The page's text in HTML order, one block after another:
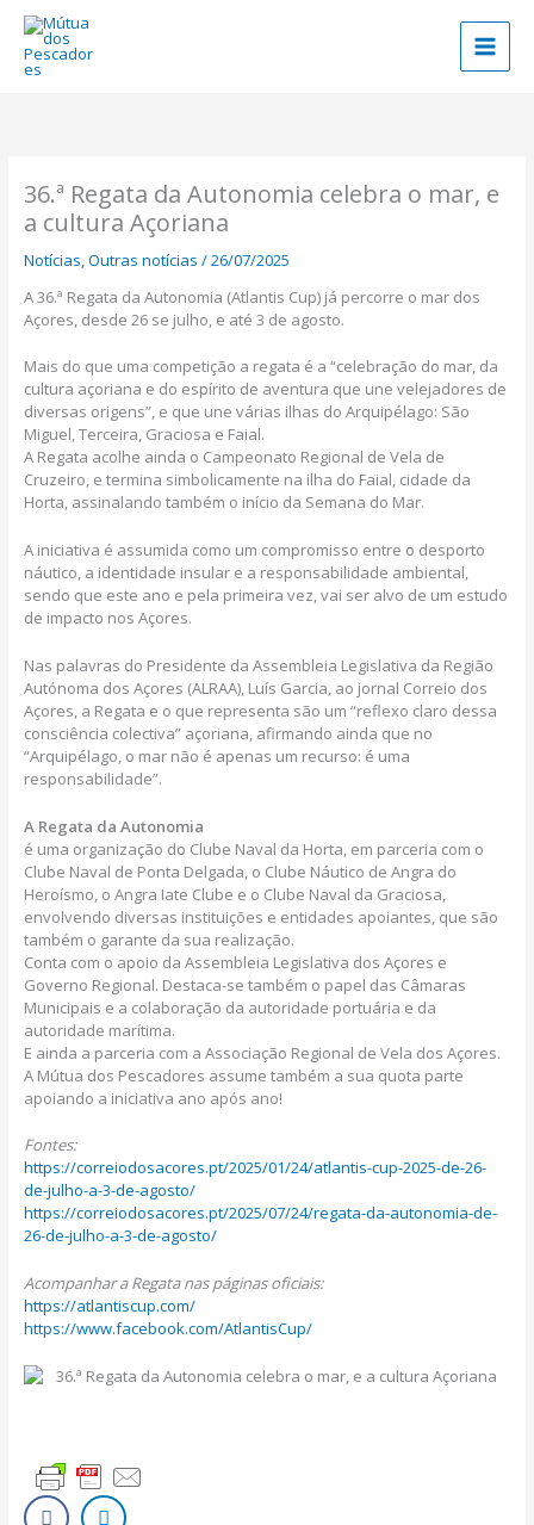
content
36.ª Regata da Autonomia celebra o mar, e
a cultura Açoriana
Notícias ,Outras notícias /26/07/2025
A 36.ª Regata da Autonomia (Atlantis Cup) já percorre o mar dos
Açores, desde 26 se julho, e até 3 de agosto.
Mais do que uma competição a regata é a “celebração do mar, da
cultura açoriana e do espírito de aventura que une velejadores de
diversas origens”, e que une várias ilhas do Arquipélago: São
Miguel, Terceira, Graciosa e Faial.
A Regata acolhe ainda o Campeonato Regional de Vela de
Cruzeiro, e termina simbolicamente na ilha do Faial, cidade da
Horta, assinalando também o início da Semana do Mar.
A iniciativa é assumida como um compromisso entre o desporto
náutico, a identidade insular e a responsabilidade ambiental,
sendo que este ano e pela primeira vez, vai ser alvo de um estudo
de impacto nos Açores.
Nas palavras do Presidente da Assembleia Legislativa da Região
Autónoma dos Açores (ALRAA), Luís Garcia, ao jornal Correio dos
Açores, a Regata e o que representa são um “reflexo claro dessa
consciência colectiva” açoriana, afirmando ainda que no
“Arquipélago, o mar não é apenas um recurso: é uma
responsabilidade”.
A Regata da Autonomia
é uma organização do Clube Naval da Horta, em parceria com o
Clube Naval de Ponta Delgada, o Clube Náutico de Angra do
Heroísmo, o Angra Iate Clube e o Clube Naval da Graciosa,
envolvendo diversas instituições e entidades apoiantes, que são
também o garante da sua realização.
Conta com o apoio da Assembleia Legislativa dos Açores e
Governo Regional. Destaca-se também o papel das Câmaras
Municipais e a colaboração da autoridade portuária e da
autoridade marítima.
E ainda a parceria com a Associação Regional de Vela dos Açores.
A Mútua dos Pescadores assume também a sua quota parte
apoiando a iniciativa ano após ano!
Fontes:
https://correiodosacores.pt/2025/01/24/atlantis-cup-2025-de-26-
de-julho-a-3-de-agosto/
https://correiodosacores.pt/2025/07/24/regata-da-autonomia-de-
26-de-julho-a-3-de-agosto/
Acompanhar a Regata nas páginas oficiais:
https://atlantiscup.com/
https://www.facebook.com/AtlantisCup/